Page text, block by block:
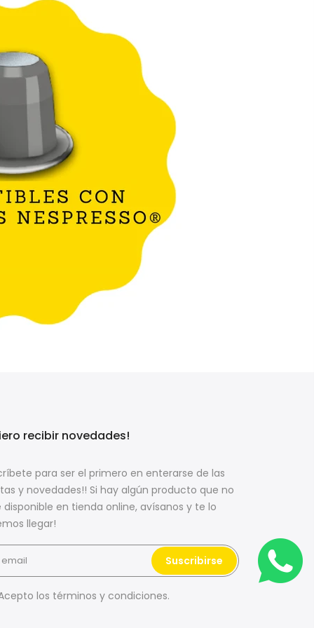
recibir novedades!
para ser el primero en enterarse de las
y novedades!! Si hay algún producto que no
disponible en tienda online, avísanos y te lo
llegar!
Suscribirse
los términos y condiciones.